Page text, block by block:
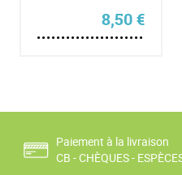
8,50€
Paiement à la livraison
CB - CHÈQUES -